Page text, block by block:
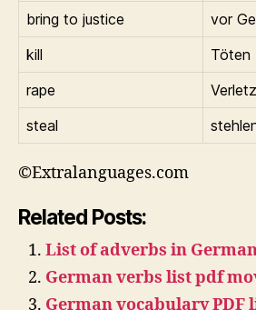
bring to justice
vor
kill
Töten
rape
steal
©Extralanguages.com
Related Posts:
List of adverbs in
German verbs list pdf
German vocabulary PDF